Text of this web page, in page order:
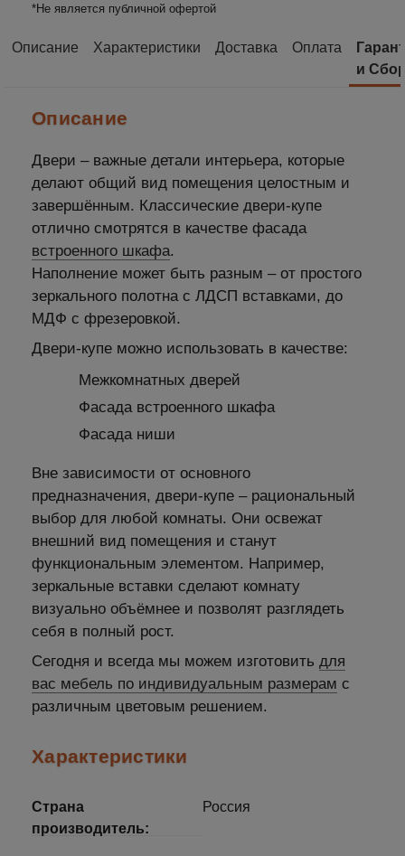
*Не является публичной офертой
Описание Характеристики Доставка Оплата
и
Описание
Двери – важные детали интерьера, которые
делают общий вид помещения целостным и
завершённым. Классические двери-купе
отлично смотрятся в качестве фасада
встроенного шкафа.
Наполнение может быть разным – от простого
зеркального полотна с ЛДСП вставками, до
МДФ с фрезеровкой.
Двери-купе можно использовать в качестве:
Межкомнатных дверей
Фасада встроенного шкафа
Фасада ниши
Вне зависимости от основного
предназначения, двери-купе – рациональный
выбор для любой комнаты. Они освежат
внешний вид помещения и станут
функциональным элементом. Например,
зеркальные вставки сделают комнату
визуально объёмнее и позволят разглядеть
себя в полный рост.
Сегодня и всегда мы можем изготовить для
вас мебель по индивидуальным размерам с
различным цветовым решением.
Характеристики
Страна
производитель:
Россия